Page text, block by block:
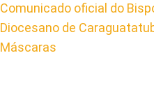
Comunicado oficial do
Diocesano de
Máscaras